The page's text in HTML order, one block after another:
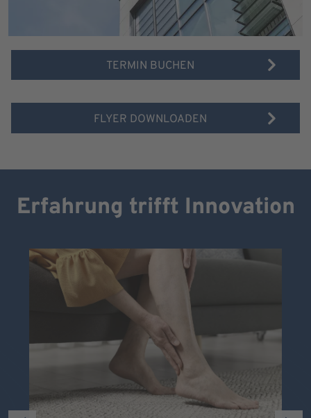
TERMIN BUCHEN
FLYER DOWNLOADEN
Erfahrung trifft Innovation